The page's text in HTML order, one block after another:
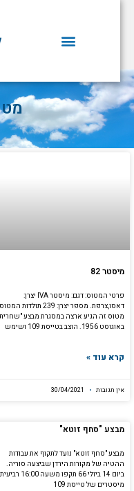
מיסטר 82
פרטי המטוס: דגם: מיסטר IVA יצרן:
דאסו,צרפת. מספר יצרן: 239 תולדות המטוס:
מטוס זה הגיע ארצה במסגרת מבצע "שחרית"
באוגוסט 1956. הוצב בטייסת 109 ושימש
קרא עוד »
אין תגובות
מבצע "סחף זוטא"
מבצע "סחף זוטא" נועד לתקוף את עבודות
ההטיה של מקורות הירדן שביצעה סוריה.
ביום 14 ביולי 66 תקפו משעה 16:00 רביעית
מיסטרים של טייסת 109